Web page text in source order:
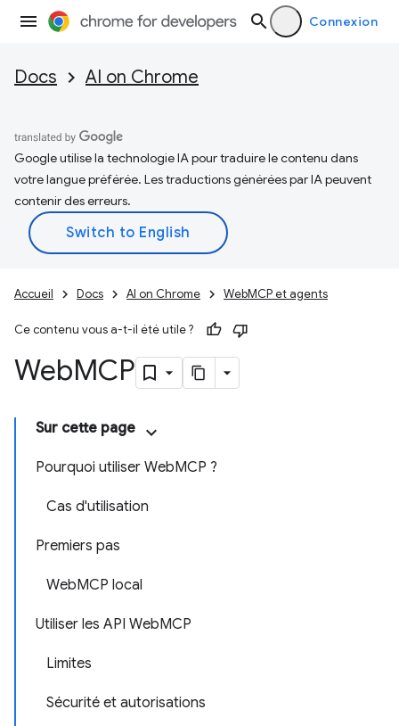
Connexion
Docs AI on Chrome
Google utilise la technologie IA pour traduire le contenu dans
votre langue préférée. Les traductions générées par IA peuvent
contenir des erreurs.
Accueil Docs AI on Chrome WebMCP et agents
Ce contenu vous a-t-il été utile ?
WebMCP
Sur cette page
Pourquoi utiliser WebMCP ?
Cas d'utilisation
Premiers pas
WebMCP local
Utiliser les API WebMCP
Limites
Sécurité et autorisations